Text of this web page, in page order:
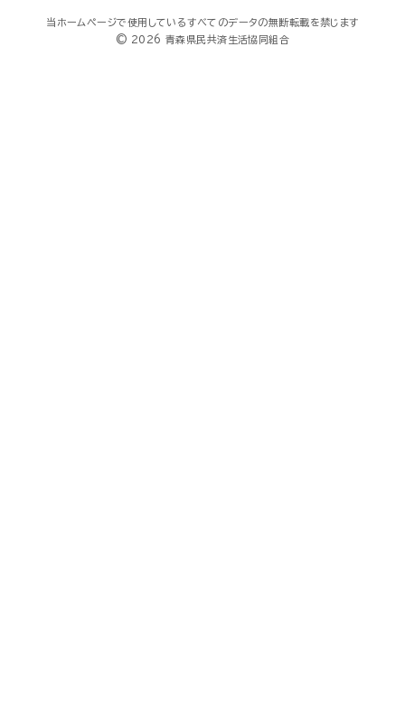
当ホームページで使用しているすべてのデータの無断転載を禁じます
© 2026 青森県民共済生活協同組合